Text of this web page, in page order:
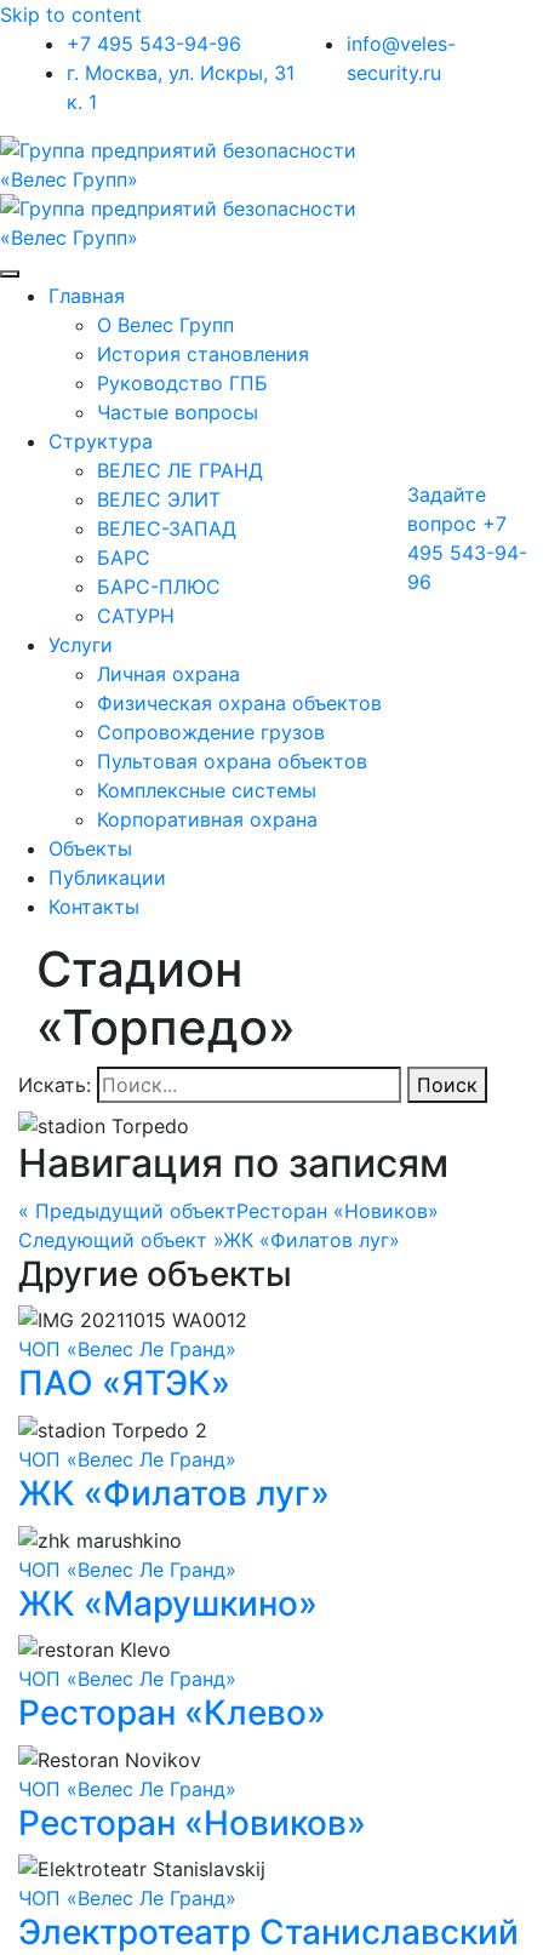
Skip to content
+7 495 543-94-96
г. Москва, ул. Искры, 31
к. 1
info@veles-
security.ru
Главная
О Велес Групп
История становления
Руководство ГПБ
Частые вопросы
Структура
ВЕЛЕС ЛЕ ГРАНД
ВЕЛЕС ЭЛИТ
ВЕЛЕС-ЗАПАД
БАРС
БАРС-ПЛЮС
САТУРН
Услуги
Личная охрана
Физическая охрана объектов
Сопровождение грузов
Пультовая охрана объектов
Комплексные системы
Корпоративная охрана
Объекты
Публикации
Контакты
Задайте
вопрос +7
495 543-94-
96
Стадион
«Торпедо»
Искать: Поиск
Навигация по записям
« Предыдущий объектРесторан «Новиков»
Следующий объект »ЖК «Филатов луг»
Другие объекты
ЧОП «Велес Ле Гранд»
ПАО «ЯТЭК»
ЧОП «Велес Ле Гранд»
ЖК «Филатов луг»
ЧОП «Велес Ле Гранд»
ЖК «Марушкино»
ЧОП «Велес Ле Гранд»
Ресторан «Клево»
ЧОП «Велес Ле Гранд»
Ресторан «Новиков»
ЧОП «Велес Ле Гранд»
Электротеатр Станиславский